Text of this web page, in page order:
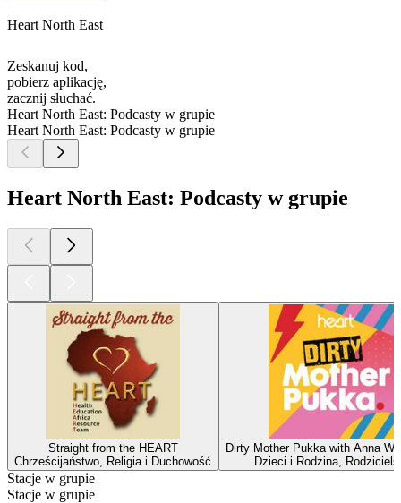
Heart North East
Zeskanuj kod,
pobierz aplikację,
zacznij słuchać.
Heart North East: Podcasty w grupie
Heart North East: Podcasty w grupie
Heart North East: Podcasty w grupie
Straight from the HEART
Chrześcijaństwo, Religia i Duchowość
Dirty Mother Pukka with Anna
Dzieci i Rodzina,
Stacje w grupie
Stacje w grupie